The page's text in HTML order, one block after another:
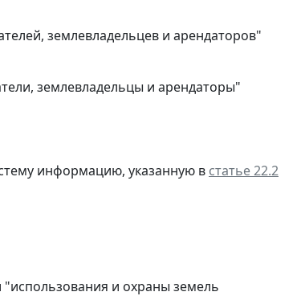
землевладельцев и арендаторов"
землевладельцы и арендаторы"
информацию, указанную в статье 22.2
и охраны земель